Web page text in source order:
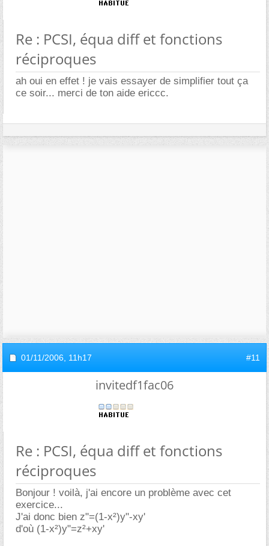
Re : PCSI, équa diff et fonctions
réciproques
ah oui en effet ! je vais essayer de simplifier tout ça
ce soir... merci de ton aide ericcc.
01/11/2006, 11h17 #11
invitedf1fac06
Re : PCSI, équa diff et fonctions
réciproques
Bonjour ! voilà, j'ai encore un problème avec cet
exercice...
J'ai donc bien z"=(1-x²)y"-xy'
d'où (1-x²)y"=z²+xy'